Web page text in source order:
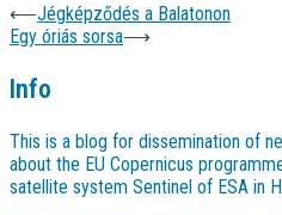
⟵Jégképződés a Balatonon
Egy óriás sorsa⟶
Info
This is a blog for dissemination of
about the EU Copernicus
satellite system Sentinel of ESA in